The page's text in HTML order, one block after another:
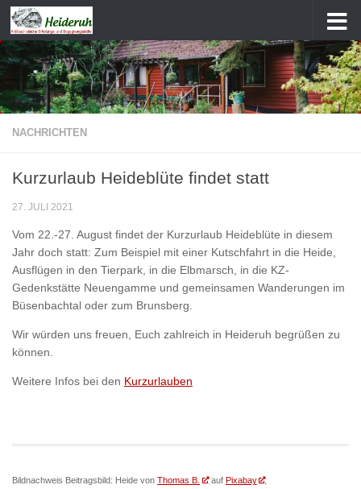
Zum Inhalt springen
NACHRICHTEN
Kurzurlaub Heideblüte findet statt
27. JULI 2021
Vom 22.-27. August findet der Kurzurlaub Heideblüte in diesem
Jahr doch statt: Zum Beispiel mit einer Kutschfahrt in die Heide,
Ausflügen in den Tierpark, in die Elbmarsch, in die KZ-
Gedenkstätte Neuengamme und gemeinsamen Wanderungen im
Büsenbachtal oder zum Brunsberg.
Wir würden uns freuen, Euch zahlreich in Heideruh begrüßen zu
können.
Weitere Infos bei den Kurzurlauben
Bildnachweis Beitragsbild: Heide von Thomas B. auf Pixabay